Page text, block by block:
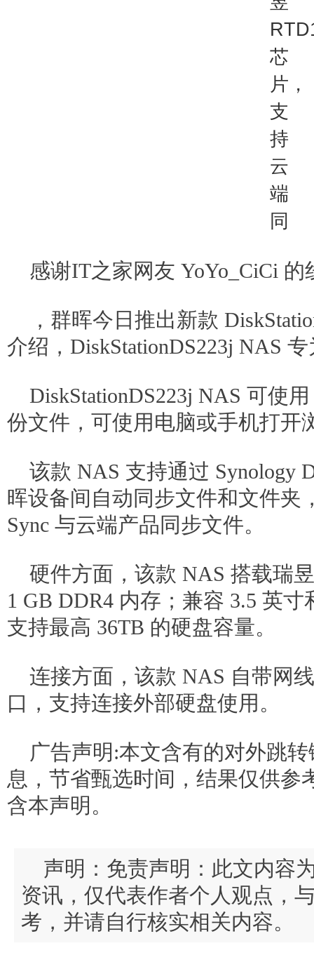
感谢IT之家网友 YoYo_CiCi 的
，群晖今日推出新款
介绍，DiskStationDS223j NAS
DiskStationDS223j NAS 可使
份文件，可使用电脑或手机打开
该款 NAS 支持通过 Synology
晖设备间自动同步文件和文件夹
Sync 与云端产品同步文件。
硬件方面，该款 NAS 搭载瑞
1 GB DDR4 内存；兼容 3.5 英
支持最高 36TB 的硬盘容量。
连接方面，该款 NAS 自带网
口，支持连接外部硬盘使用。
广告声明:本文含有的对外跳
息，节省甄选时间，结果仅供参
含本声明。
声明：免责声明：此文内容
资讯，仅代表作者个人观点，
考，并请自行核实相关内容。